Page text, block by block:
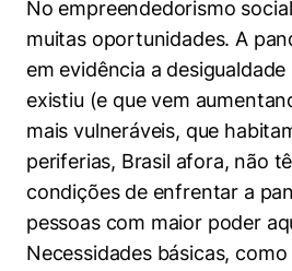
No empreendedorismo
muitas oportunidades. A
em evidência a
existiu (e que vem
mais vulneráveis, que
periferias, Brasil afora, não
condições de enfrentar a
pessoas com maior poder
Necessidades básicas,